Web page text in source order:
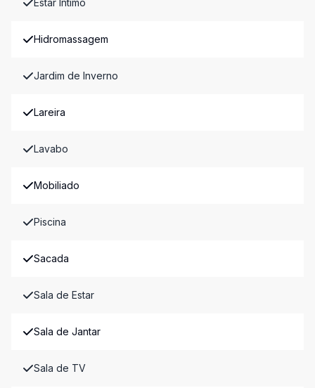
Estar Íntimo
Hidromassagem
Jardim de Inverno
Lareira
Lavabo
Mobiliado
Piscina
Sacada
Sala de Estar
Sala de Jantar
Sala de TV